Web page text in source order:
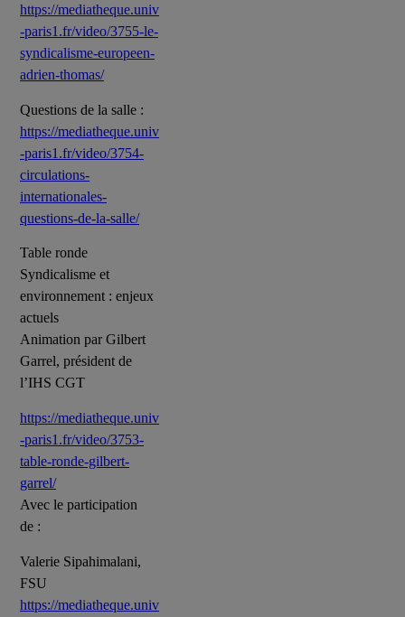
https://mediatheque.univ
-paris1.fr/video/3755-le-
syndicalisme-europeen-
adrien-thomas/
Questions de la salle :
https://mediatheque.univ
-paris1.fr/video/3754-
circulations-
internationales-
questions-de-la-salle/
Table ronde
Syndicalisme et
environnement : enjeux
actuels
Animation par Gilbert
Garrel, président de
l’IHS CGT
https://mediatheque.univ
-paris1.fr/video/3753-
table-ronde-gilbert-
garrel/
Avec le participation
de :
Valerie Sipahimalani,
FSU
https://mediatheque.univ